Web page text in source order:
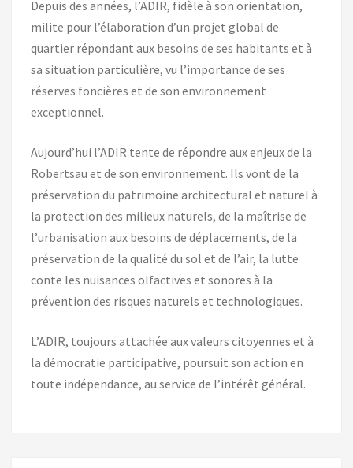
Depuis des années, l’ADIR, fidèle à son orientation,
milite pour l’élaboration d’un projet global de
quartier répondant aux besoins de ses habitants et à
sa situation particulière, vu l’importance de ses
réserves foncières et de son environnement
exceptionnel.
Aujourd’hui l’ADIR tente de répondre aux enjeux de la
Robertsau et de son environnement. Ils vont de la
préservation du patrimoine architectural et naturel à
la protection des milieux naturels, de la maîtrise de
l’urbanisation aux besoins de déplacements, de la
préservation de la qualité du sol et de l’air, la lutte
conte les nuisances olfactives et sonores à la
prévention des risques naturels et technologiques.
L’ADIR, toujours attachée aux valeurs citoyennes et à
la démocratie participative, poursuit son action en
toute indépendance, au service de l’intérêt général.